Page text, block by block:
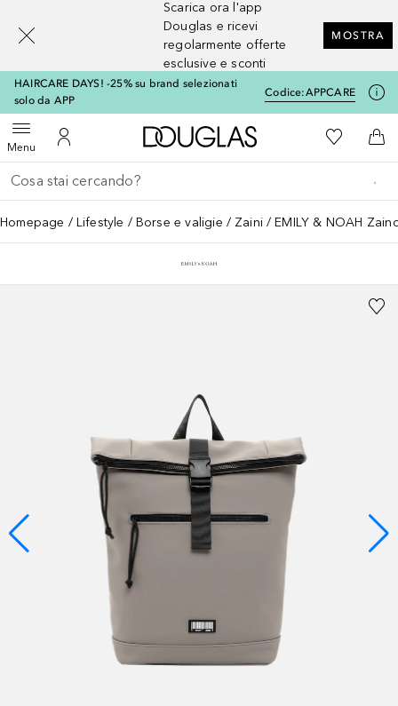
Scarica ora l'app
Douglas e ricevi
regolarmente offerte
esclusive e sconti
MOSTRA
HAIRCARE DAYS! -25% su brand selezionati
solo da APP
Codice:APPCARE
MenuApri menuAl Mio Account
A Douglas HomeAlla Mia
Al
Torna indietro
Esegui ricerca
Homepage Lifestyle Borse e valigie Zaini EMILY & NOAH
[navigation.slideout.screenreader]